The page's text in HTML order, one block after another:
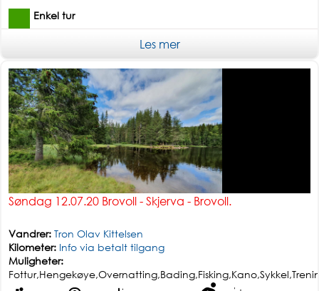
Enkel tur
Les mer
Søndag 12.07.20 Brovoll - Skjerva - Brovoll.
Vandrer: Tron Olav Kittelsen
Kilometer: Info via betalt tilgang
Muligheter: